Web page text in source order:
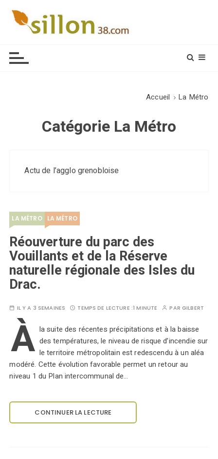
Accueil La Métro
Catégorie La Métro
Actu de l’agglo grenobloise
LA MÉTRO LA MÉTRO
Réouverture du parc des
Vouillants et de la Réserve
naturelle régionale des Isles du
Drac.
IL Y A 3 SEMAINES TEMPS DE LECTURE :1 MINUTE PARGILBERT
À la suite des récentes précipitations et à la baisse
des températures, le niveau de risque d’incendie sur
le territoire métropolitain est redescendu à un aléa
modéré. Cette évolution favorable permet un retour au
niveau 1 du Plan intercommunal de…
CONTINUER LA LECTURE